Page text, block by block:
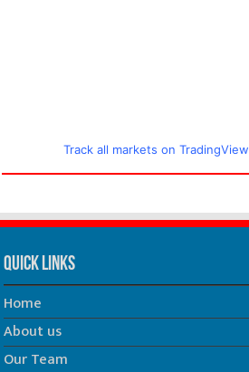
Track all markets on TradingView
Quick Links
Home
About us
Our Team